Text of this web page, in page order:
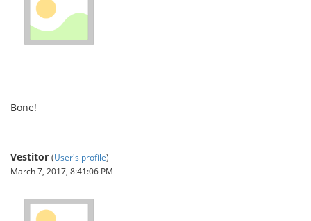
Bone!
Vestitor (User's profile)
March 7, 2017, 8:41:06 PM